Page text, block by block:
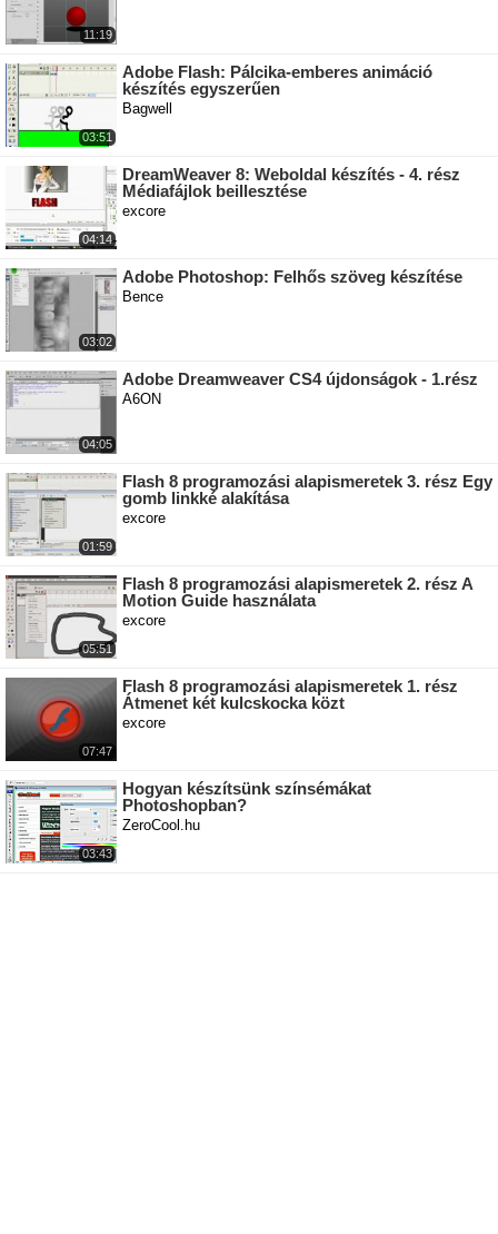
11:19
03:51
Adobe Flash: Pálcika-emberes animáció
készítés egyszerűen
Bagwell
04:14
DreamWeaver 8: Weboldal készítés - 4. rész
Médiafájlok beillesztése
excore
03:02
Adobe Photoshop: Felhős szöveg készítése
Bence
04:05
Adobe Dreamweaver CS4 újdonságok - 1.rész
A6ON
01:59
Flash 8 programozási alapismeretek 3. rész Egy
gomb linkké alakítása
excore
05:51
Flash 8 programozási alapismeretek 2. rész A
Motion Guide használata
excore
07:47
Flash 8 programozási alapismeretek 1. rész
Átmenet két kulcskocka közt
excore
03:43
Hogyan készítsünk színsémákat
Photoshopban?
ZeroCool.hu